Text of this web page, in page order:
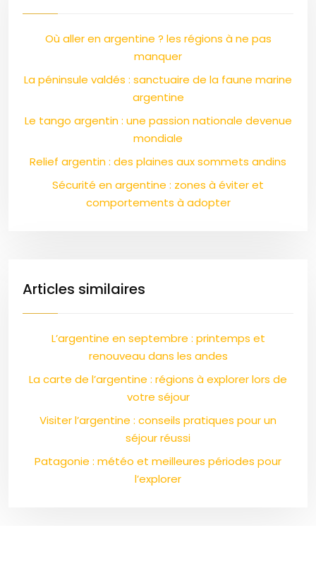
Où aller en argentine ? les régions à ne pas
manquer
La péninsule valdés : sanctuaire de la faune marine
argentine
Le tango argentin : une passion nationale devenue
mondiale
Relief argentin : des plaines aux sommets andins
Sécurité en argentine : zones à éviter et
comportements à adopter
Articles similaires
L’argentine en septembre : printemps et
renouveau dans les andes
La carte de l’argentine : régions à explorer lors de
votre séjour
Visiter l’argentine : conseils pratiques pour un
séjour réussi
Patagonie : météo et meilleures périodes pour
l’explorer